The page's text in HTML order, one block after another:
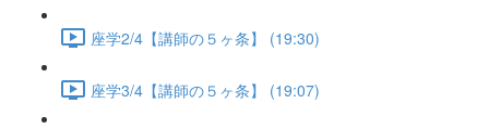
座学2/4【講師の５ヶ条】 (19:30)
座学3/4【講師の５ヶ条】 (19:07)